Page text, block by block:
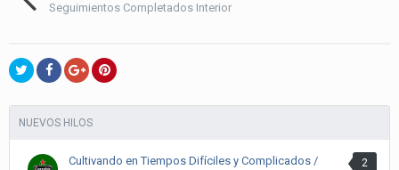
Seguimientos Completados Interior
NUEVOS HILOS
2
Cultivando en Tiempos Difíciles y Complicados /